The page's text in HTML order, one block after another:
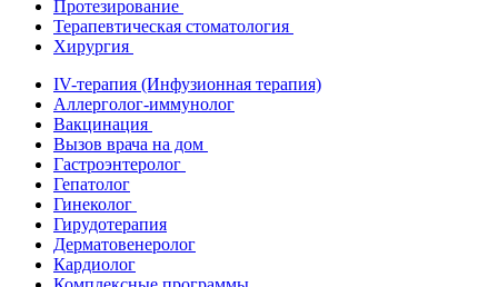
Протезирование
Терапевтическая стоматология
Хирургия
IV-терапия (Инфузионная терапия)
Аллерголог-иммунолог
Вакцинация
Вызов врача на дом
Гастроэнтеролог
Гепатолог
Гинеколог
Гирудотерапия
Дерматовенеролог
Кардиолог